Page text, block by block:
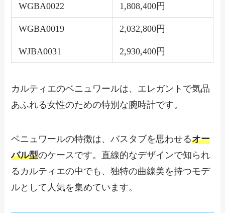
WGBA0022 1,808,400円
WGBA0019 2,032,800円
WJBA0031 2,930,400円
カルティエのベニュワールは、エレガントで気品
あふれる女性のための特別な腕時計です。
ベニュワールの特徴は、バスタブを思わせるオー
バル型のケースです。直線的なデザインで知られ
るカルティエの中でも、独特の曲線美を持つモデ
ルとして人気を集めています。